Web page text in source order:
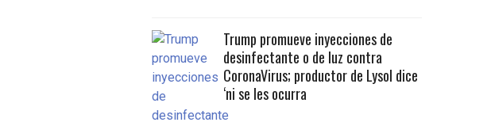
Trump promueve inyecciones de
desinfectante o de luz contra
CoronaVirus; productor de Lysol dice
‘ni se les ocurra